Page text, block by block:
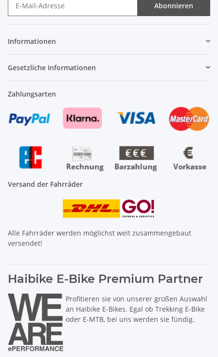
Abonnieren
Informationen
Gesetzliche Informationen
Zahlungsarten
Versand der Fahrräder
Alle Fahrräder werden möglichst weit zusammengebaut
versendet!
Haibike E-Bike Premium Partner
Profitieren sie von unserer großen Auswahl
an Haibike E-Bikes. Egal ob Trekking E-Bike
oder E-MTB, bei uns werden sie fündig.